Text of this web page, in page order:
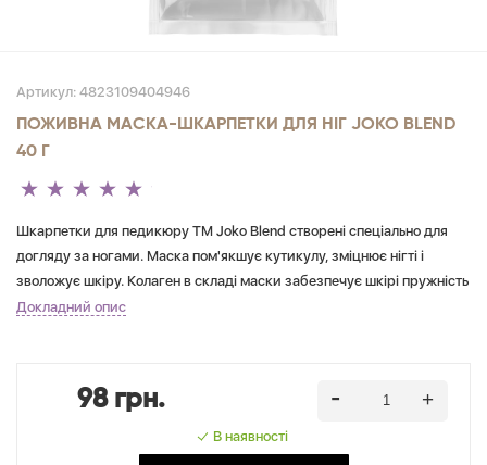
Артикул: 4823109404946
ПОЖИВНА МАСКА-ШКАРПЕТКИ ДЛЯ НІГ JOKO BLEND
40 Г
Шкарпетки для педикюру ТМ Joko Blend створені спеціально для
догляду за ногами. Маска пом'якшує кутикулу, зміцнює нігті і
зволожує шкіру. Колаген в складі маски забезпечує шкірі пружність
і еластичність.
Докладний опис
98 грн.
В наявності